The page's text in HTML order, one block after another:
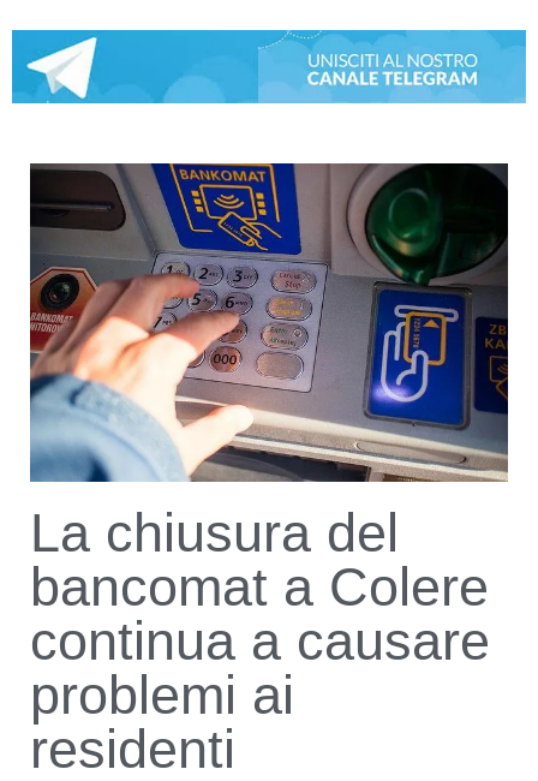
La chiusura del
bancomat a Colere
continua a causare
problemi ai
residenti